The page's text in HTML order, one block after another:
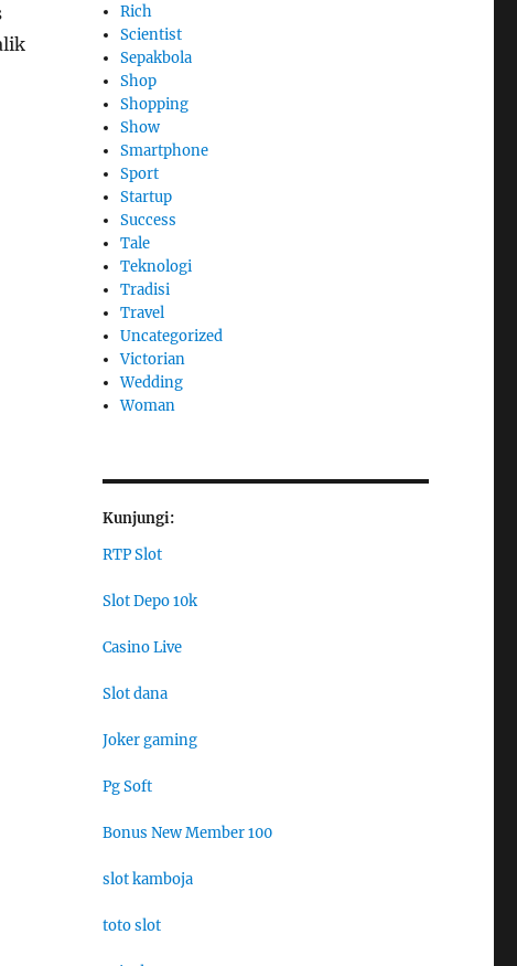
Rich
Scientist
Sepakbola
Shop
Shopping
Show
Smartphone
Sport
Startup
Success
Tale
Teknologi
Tradisi
Travel
Uncategorized
Victorian
Wedding
Woman
Kunjungi:
RTP Slot
Slot Depo 10k
Casino Live
Slot dana
Joker gaming
Pg Soft
Bonus New Member 100
slot kamboja
toto slot